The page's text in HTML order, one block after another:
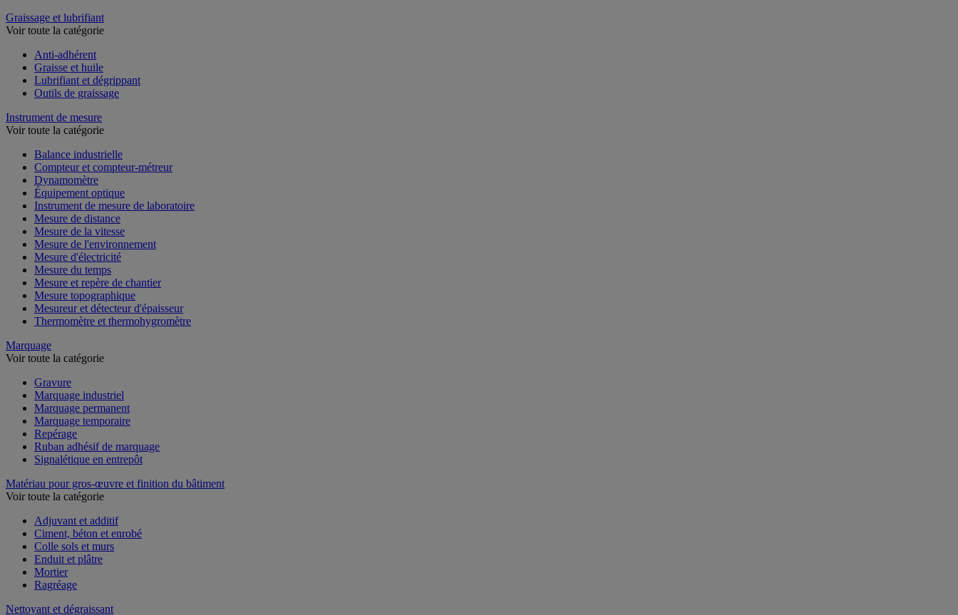
Graissage et lubrifiant
Voir toute la catégorie
Anti-adhérent
Graisse et huile
Lubrifiant et dégrippant
Outils de graissage
Instrument de mesure
Voir toute la catégorie
Balance industrielle
Compteur et compteur-métreur
Dynamomètre
Équipement optique
Instrument de mesure de laboratoire
Mesure de distance
Mesure de la vitesse
Mesure de l'environnement
Mesure d'électricité
Mesure du temps
Mesure et repère de chantier
Mesure topographique
Mesureur et détecteur d'épaisseur
Thermomètre et thermohygromètre
Marquage
Voir toute la catégorie
Gravure
Marquage industriel
Marquage permanent
Marquage temporaire
Repérage
Ruban adhésif de marquage
Signalétique en entrepôt
Matériau pour gros-œuvre et finition du bâtiment
Voir toute la catégorie
Adjuvant et additif
Ciment, béton et enrobé
Colle sols et murs
Enduit et plâtre
Mortier
Ragréage
Nettoyant et dégraissant